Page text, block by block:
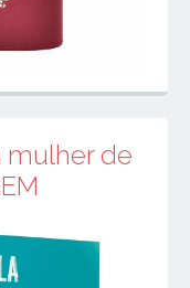
mulher de